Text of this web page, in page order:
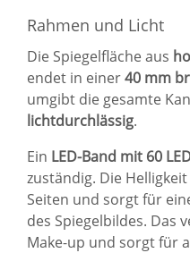
Rahmen und Licht
Die Spiegelfläche aus
endet in einer40 mm
umgibt die gesamte
lichtdurchlässig.
Ein LED-Band mit 60
zuständig. Die
Seiten und sorgt für
des Spiegelbildes. Das
Make-up und sorgt für